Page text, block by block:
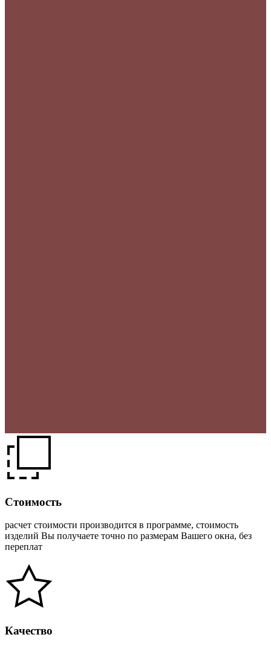
Стоимость
расчет стоимости производится в программе, стоимость
изделий Вы получаете точно по размерам Вашего окна, без
переплат
Качество